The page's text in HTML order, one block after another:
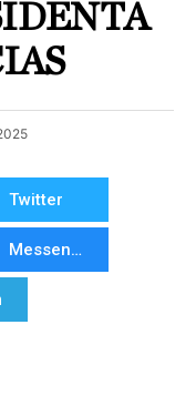
Twitter
Messenger